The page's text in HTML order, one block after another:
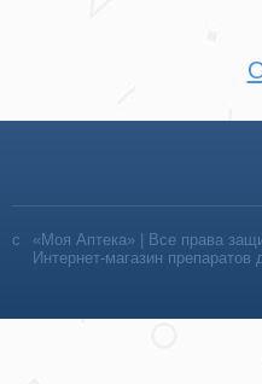
«Моя Аптека» | Все права
Интернет-магазин